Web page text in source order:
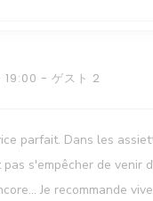
19:00 - ゲスト 2
parfait. Dans les
s'empêcher de venir
Je recommande